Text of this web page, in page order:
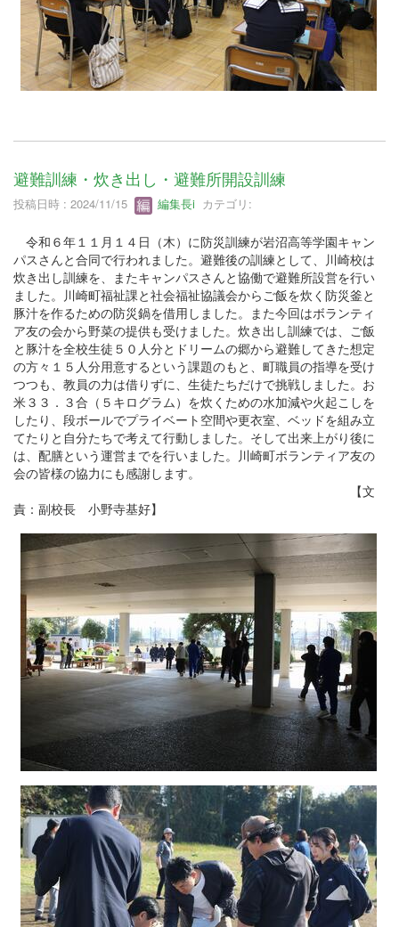
避難訓練・炊き出し・避難所開設訓練
投稿日時 : 2024/11/15 編集長i カテゴリ:
令和６年１１月１４日（木）に防災訓練が岩沼高等学園キャン
パスさんと合同で行われました。避難後の訓練として、川崎校は
炊き出し訓練を、またキャンパスさんと協働で避難所設営を行い
ました。川崎町福祉課と社会福祉協議会からご飯を炊く防災釜と
豚汁を作るための防災鍋を借用しました。また今回はボランティ
ア友の会から野菜の提供も受けました。炊き出し訓練では、ご飯
と豚汁を全校生徒５０人分とドリームの郷から避難してきた想定
の方々１５人分用意するという課題のもと、町職員の指導を受け
つつも、教員の力は借りずに、生徒たちだけで挑戦しました。お
米３３．３合（５キログラム）を炊くための水加減や火起こしを
したり、段ボールでプライベート空間や更衣室、ベッドを組み立
てたりと自分たちで考えて行動しました。そして出来上がり後に
は、配膳という運営までを行いました。川崎町ボランティア友の
会の皆様の協力にも感謝します。
【文
責：副校長 小野寺基好】